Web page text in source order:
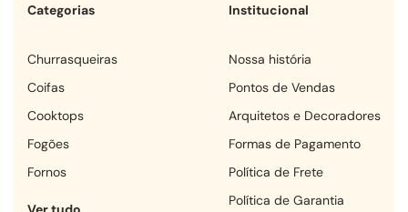
Categorias
churrasqueiras
coifas
cooktops
fogões
fornos
Institucional
Nossa história
Pontos de Vendas
Arquitetos e Decoradores
Formas de Pagamento
Política de Frete
Política de Garantia